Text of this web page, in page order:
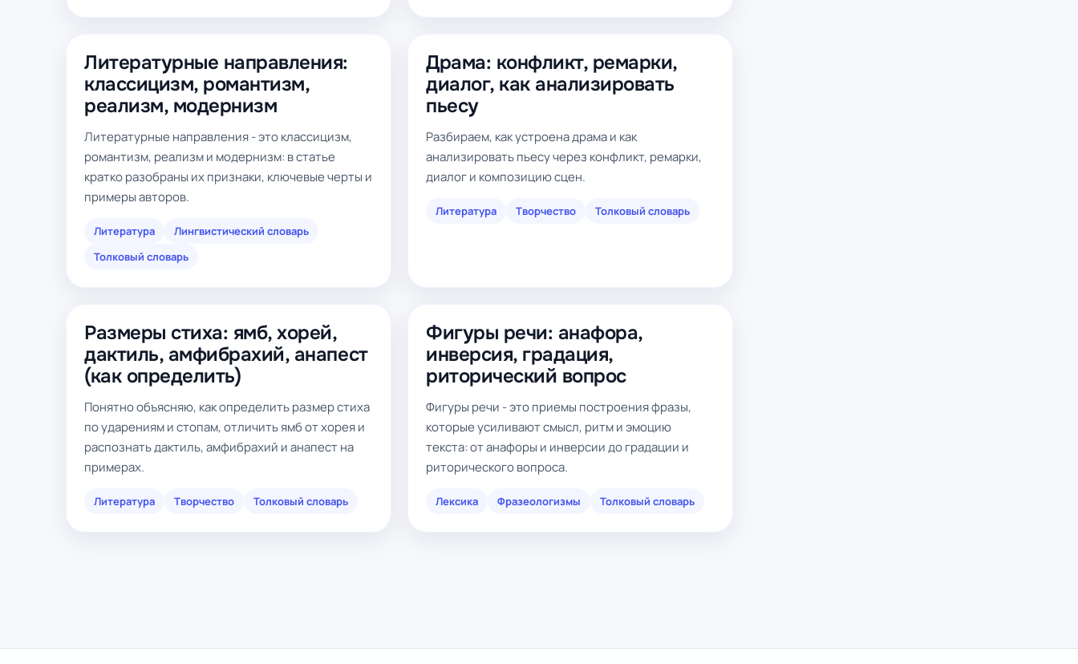
Литературные направления:
классицизм, романтизм,
реализм, модернизм
Литературные направления - это классицизм,
романтизм, реализм и модернизм: в статье
кратко разобраны их признаки, ключевые черты и
примеры авторов.
Литература
Лингвистический словарь
Толковый словарь
Драма: конфликт, ремарки,
диалог, как анализировать
пьесу
Разбираем, как устроена драма и как
анализировать пьесу через конфликт, ремарки,
диалог и композицию сцен.
Литература Творчество Толковый словарь
Размеры стиха: ямб, хорей,
дактиль, амфибрахий, анапест
(как определить)
Понятно объясняю, как определить размер стиха
по ударениям и стопам, отличить ямб от хорея и
распознать дактиль, амфибрахий и анапест на
примерах.
Литература Творчество Толковый словарь
Фигуры речи: анафора,
инверсия, градация,
риторический вопрос
Фигуры речи - это приемы построения фразы,
которые усиливают смысл, ритм и эмоцию
текста: от анафоры и инверсии до градации и
риторического вопроса.
Лексика Фразеологизмы Толковый словарь